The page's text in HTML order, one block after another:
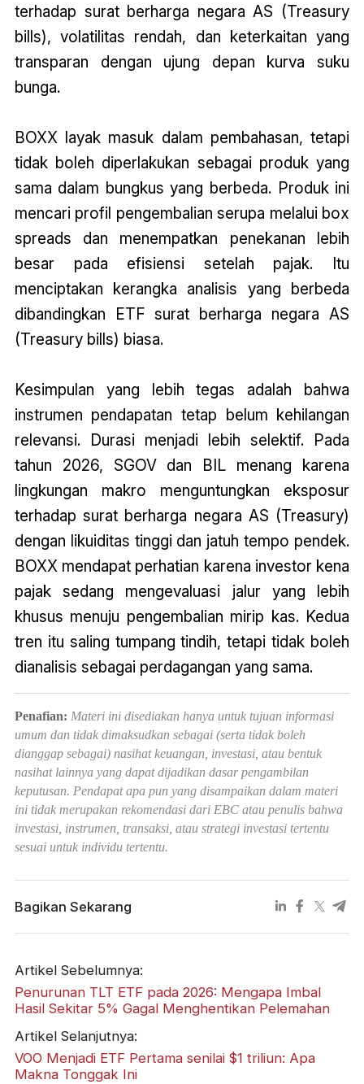
terhadap surat berharga negara AS (Treasury
bills), volatilitas rendah, dan keterkaitan yang
transparan dengan ujung depan kurva suku
bunga.
BOXX layak masuk dalam pembahasan, tetapi
tidak boleh diperlakukan sebagai produk yang
sama dalam bungkus yang berbeda. Produk ini
mencari profil pengembalian serupa melalui box
spreads dan menempatkan penekanan lebih
besar pada efisiensi setelah pajak. Itu
menciptakan kerangka analisis yang berbeda
dibandingkan ETF surat berharga negara AS
(Treasury bills) biasa.
Kesimpulan yang lebih tegas adalah bahwa
instrumen pendapatan tetap belum kehilangan
relevansi. Durasi menjadi lebih selektif. Pada
tahun 2026, SGOV dan BIL menang karena
lingkungan makro menguntungkan eksposur
terhadap surat berharga negara AS (Treasury)
dengan likuiditas tinggi dan jatuh tempo pendek.
BOXX mendapat perhatian karena investor kena
pajak sedang mengevaluasi jalur yang lebih
khusus menuju pengembalian mirip kas. Kedua
tren itu saling tumpang tindih, tetapi tidak boleh
dianalisis sebagai perdagangan yang sama.
Penafian: Materi ini disediakan hanya untuk tujuan informasi
umum dan tidak dimaksudkan sebagai (serta tidak boleh
dianggap sebagai) nasihat keuangan, investasi, atau bentuk
nasihat lainnya yang dapat dijadikan dasar pengambilan
keputusan. Pendapat apa pun yang disampaikan dalam materi
ini tidak merupakan rekomendasi dari EBC atau penulis bahwa
investasi, instrumen, transaksi, atau strategi investasi tertentu
sesuai untuk individu tertentu.
Bagikan Sekarang
Artikel Sebelumnya:
Penurunan TLT ETF pada 2026: Mengapa Imbal
Hasil Sekitar 5% Gagal Menghentikan Pelemahan
Artikel Selanjutnya:
VOO Menjadi ETF Pertama senilai $1 triliun: Apa
Makna Tonggak Ini